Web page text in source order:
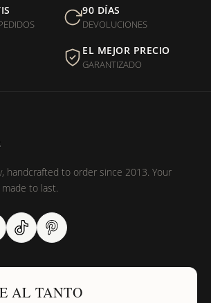
por USPS, ¿qué hago para que sea
libres de níquel?
90 DÍAS
DEVOLUCIONES
EL MEJOR PRECIO
GARANTIZADO
handcrafted to order since 2013. Your
to last.
AL TANTO